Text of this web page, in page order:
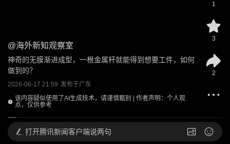
@海外新知观察室
神奇的无膜渐进成型，一根金属杆就能得到想要工件，如何
做到的？
2026-06-17 21:59 发布于广东
该内容疑似使用了AI生成技术，请谨慎甄别 | 作者声明：个人观
点，仅供参考
1
3
2
打开腾讯新闻客户端说两句